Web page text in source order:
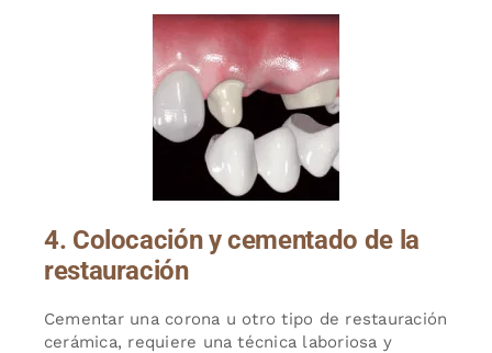
4. Colocación y cementado de la
restauración
Cementar una corona u otro tipo de restauración
cerámica, requiere una técnica laboriosa y